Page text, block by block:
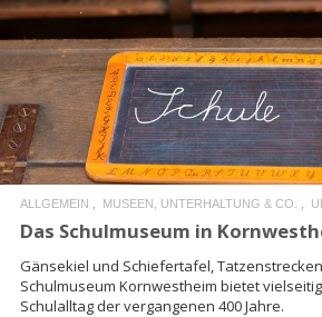
READ MORE
ALLGEMEIN MUSEEN, UNTERHALTUNG & CO.
Das Schulmuseum in
Gänsekiel und Schiefertafel,
Schulmuseum Kornwestheim bietet
Schulalltag der vergangenen 400 Jahre.